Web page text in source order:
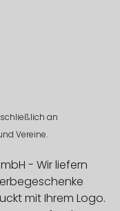
an
Vereine.
- Wir liefern
mit Ihrem Logo.